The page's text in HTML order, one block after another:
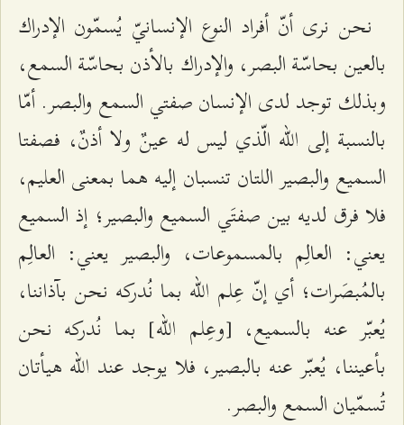
نحن نرى أنّ أفراد النوع الإنسانيّ يُسمّون الإدراك
بالعين بحاسّة البصر، والإدراك بالأذن بحاسّة السمع،
وبذلك توجد لدى الإنسان صفتي السمع والبصر. أمّا
بالنسبة إلى الله الّذي ليس له عينٌ ولا أذنٌ، فصفتا
السميع والبصير اللتان تنسبان إليه هما بمعنى العليم،
فلا فرق لديه بين صفتَي السميع والبصير؛ إذ السميع
يعني: العالِم بالمسموعات، والبصير يعني: العالِم
بالمُبصَرات؛ أي إنّ عِلم الله بما نُدركه نحن بآذاننا،
يُعبّر عنه بالسميع، [وعِلم الله] بما نُدركه نحن
بأعيننا، يُعبّر عنه بالبصير، فلا يوجد عند الله هيأتان
تُسمّيان السمع والبصر.